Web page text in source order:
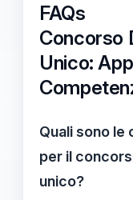
FAQs
Concorso
Unico:
Quali sono
per il
unico?